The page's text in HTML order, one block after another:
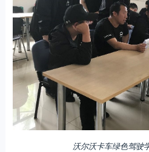
沃尔沃卡车绿色驾驶